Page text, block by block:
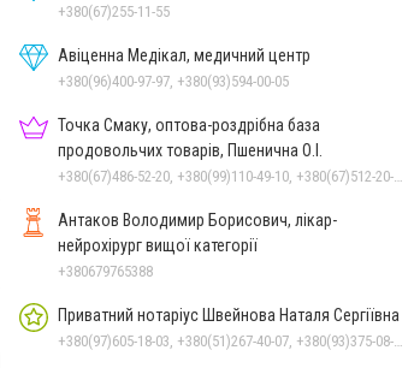
+380(67)255-11-55
Авіценна Медікал, медичний центр
+380(96)400-97-97, +380(93)594-00-05
Точка Смаку, оптова-роздрібна база
продовольчих товарів, Пшенична О.І.
Антаков Володимир Борисович, лікар-
нейрохірург вищої категорії
+380679765388
Приватний нотаріус Швейнова Наталя Сергіївна